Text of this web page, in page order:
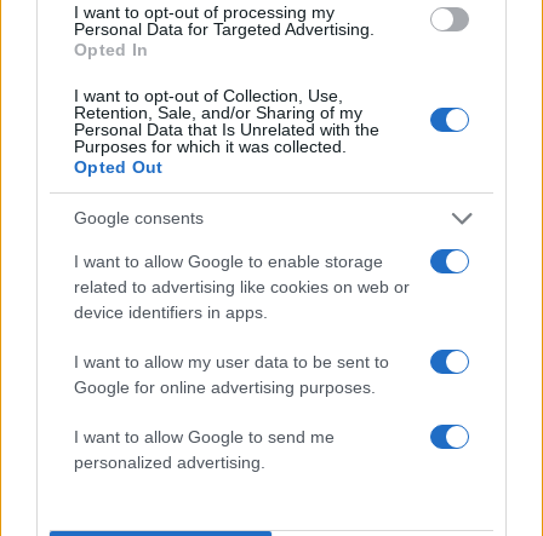
I want to opt-out of processing my
Personal Data for Targeted Advertising.
Opted In
I want to opt-out of Collection, Use,
Retention, Sale, and/or Sharing of my
Personal Data that Is Unrelated with the
Purposes for which it was collected.
Opted Out
Google consents
I want to allow Google to enable storage
related to advertising like cookies on web or
device identifiers in apps.
I want to allow my user data to be sent to
Google for online advertising purposes.
I want to allow Google to send me
personalized advertising.
Πιο δημοφιλή
Έφυγαν οι συνεργάτες, μένει η Μαρία
Καρυστιανού - Η επόμενη μέρα για την
«Ελπίδα για τη Δημοκρατία»
Συγκίνηση στο τελευταίο αντίο στον Λάκη
Χαλκιά: Με την «Φάμπρικα», λαούτο και
κλαρίνα αποχαιρέτησαν την εμβληματική
φωνή της μεταπολίτευσης
Ο Κώστας Σαμαράς δημοσίευσε μία παιδική
φωτογραφία για την επέτειο θανάτου της
Canadair 515: Οι πρώτες εικόνες από την
κατασκευή του αεροσκάφους που θα